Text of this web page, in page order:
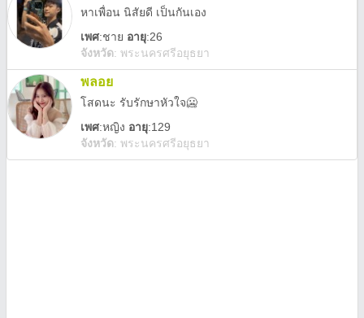
หาเพื่อน นิสัยดี เป็นกันเอง
เพศ:ชาย อายุ:26
จังหวัด: พระนครศรีอยุธยา
พลอย
โสดนะ รับรักษาหัวใจ🥶
เพศ:หญิง อายุ:129
จังหวัด: พระนครศรีอยุธยา